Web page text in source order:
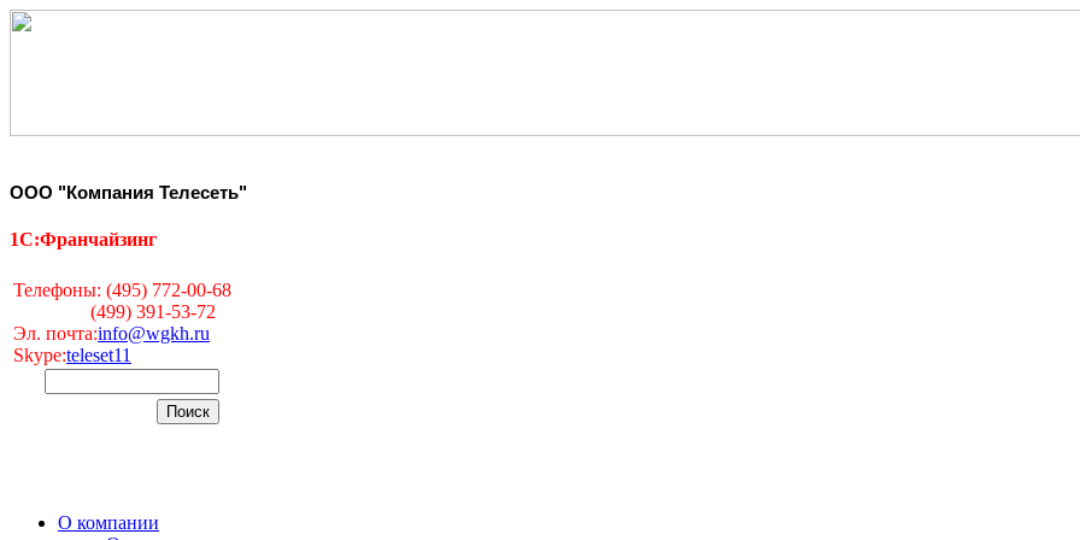
ООО "Компания Телесеть"
1С:Франчайзинг
Телефоны: (495) 772-00-68
(499) 391-53-72
Эл. почта:info@wgkh.ru
Skype:teleset11
О компании